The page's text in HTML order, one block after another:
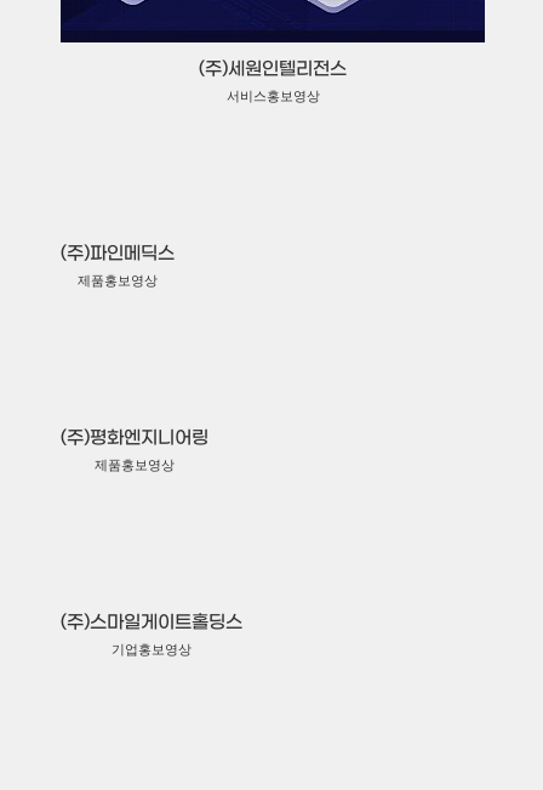
(주)세원인텔리전스
서비스홍보영상
(주)파인메딕스
제품홍보영상
(주)평화엔지니어링
제품홍보영상
(주)스마일게이트홀딩스
기업홍보영상